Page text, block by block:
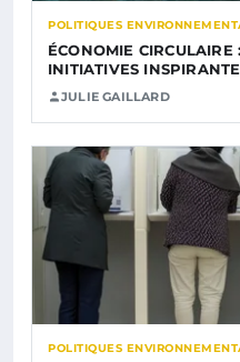
POLITIQUES
ÉCONOMIE CIRCULAIRE
INITIATIVES
JULIE GAILLARD
POLITIQUES